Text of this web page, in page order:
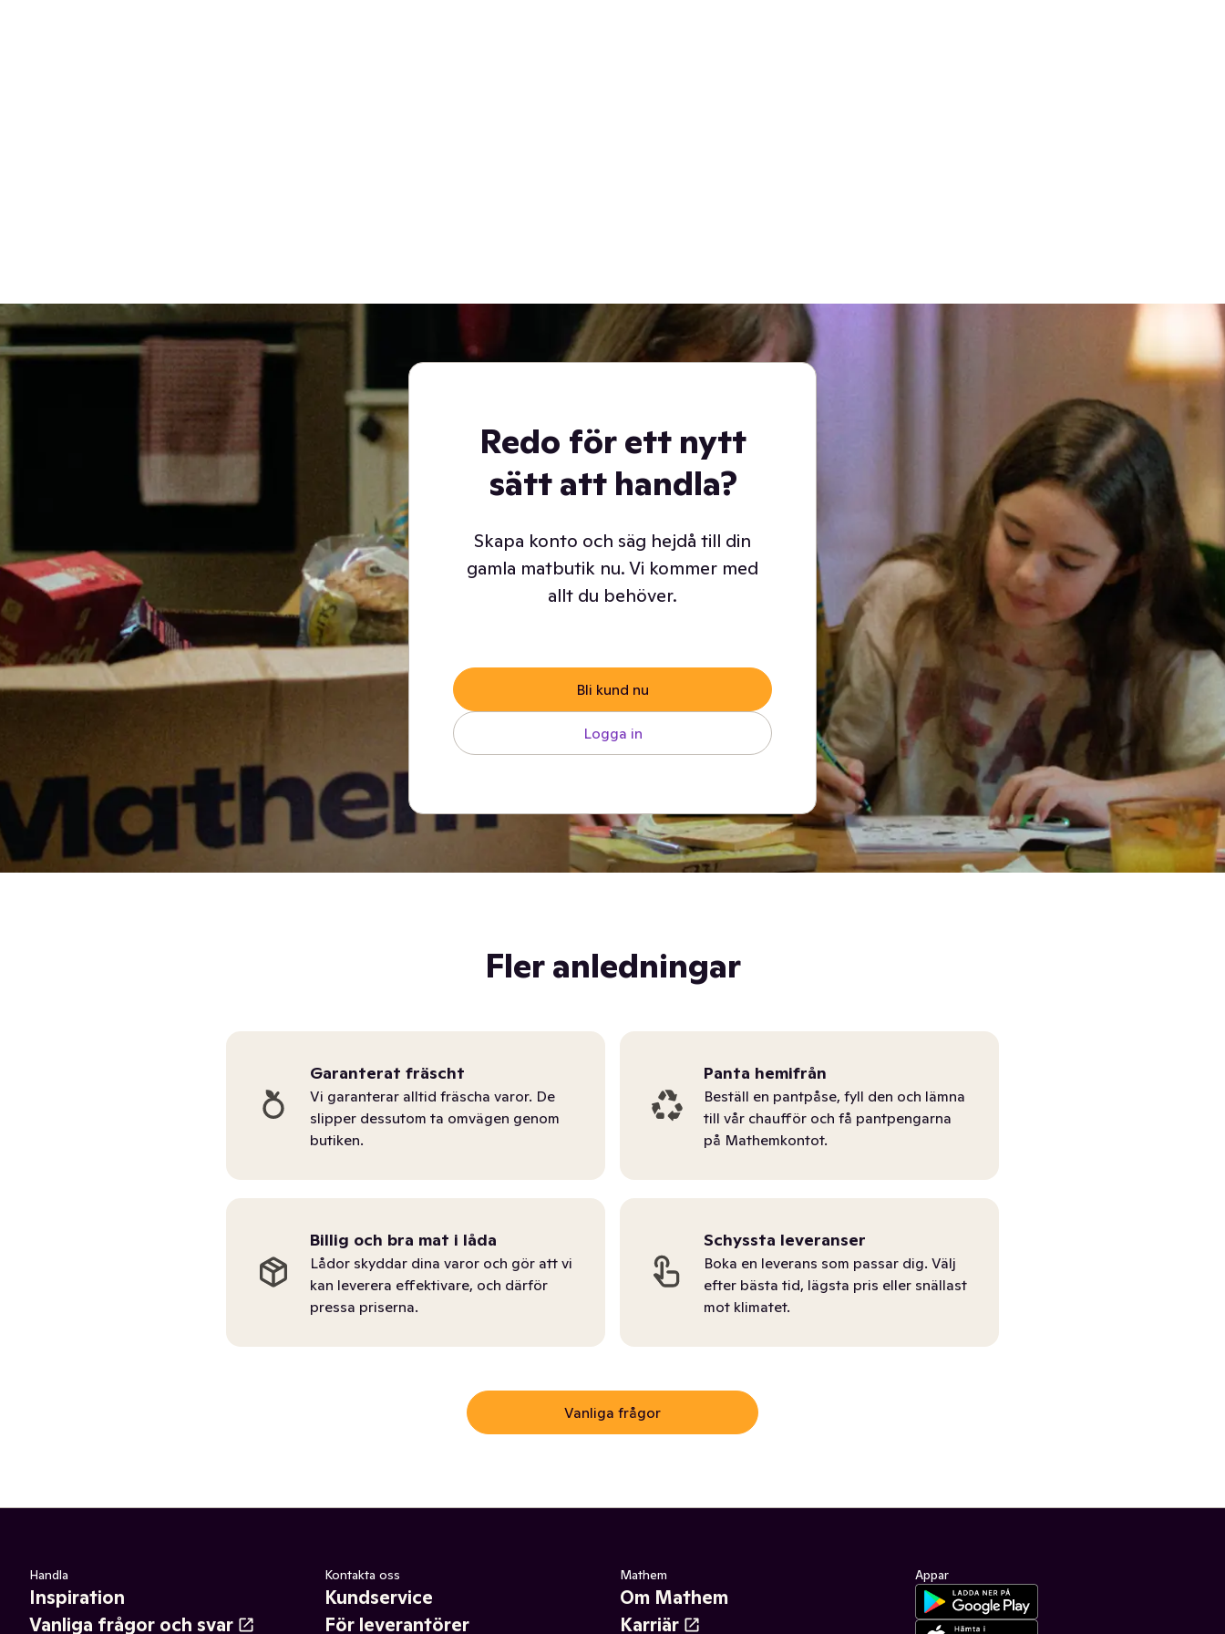
Redo för ett nytt
sätt att handla?
Skapa konto och säg hejdå till din
gamla matbutik nu. Vi kommer med
allt du behöver.
Bli kund nu
Logga in
Fler anledningar
Garanterat fräscht
Vi garanterar alltid fräscha varor. De
slipper dessutom ta omvägen genom
butiken.
Panta hemifrån
Beställ en pantpåse, fyll den och lämna
till vår chaufför och få pantpengarna
på Mathemkontot.
Billig och bra mat i låda
Lådor skyddar dina varor och gör att vi
kan leverera effektivare, och därför
pressa priserna.
Schyssta leveranser
Boka en leverans som passar dig. Välj
efter bästa tid, lägsta pris eller snällast
mot klimatet.
Vanliga frågor
Handla
Inspiration
Vanliga frågor och svar
Kontakta oss
Kundservice
För leverantörer
Mathem
Om Mathem
Karriär
Appar